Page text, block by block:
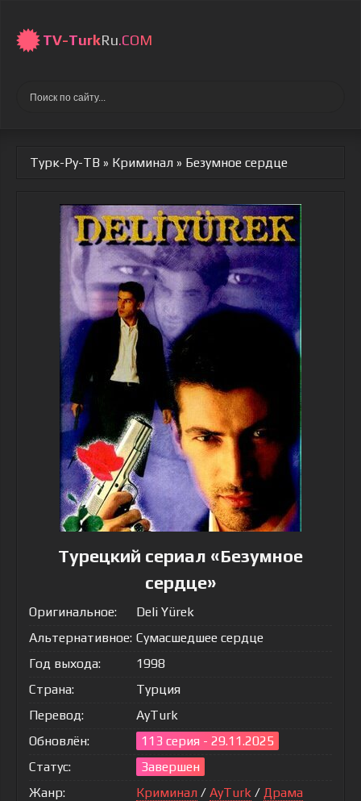
TV-TurkRu.COM
Турк-Ру-ТВ » Криминал » Безумное сердце
Турецкий сериал «Безумное
сердце»
Оригинальное:
Deli Yürek
Альтернативное: Сумасшедшее сердце
Год выхода:
1998
Страна:
Турция
Перевод:
AyTurk
Обновлён:
113 серия - 29.11.2025
Статус:
Завершен
Жанр:
Криминал / AyTurk / Драма